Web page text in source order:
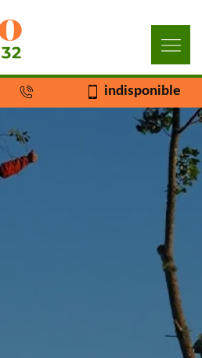
indisponible